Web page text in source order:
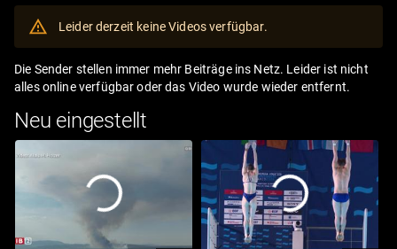
Leider derzeit keine Videos verfügbar.
Die Sender stellen immer mehr Beiträge ins Netz. Leider ist nicht
alles online verfügbar oder das Video wurde wieder entfernt.
Neu eingestellt